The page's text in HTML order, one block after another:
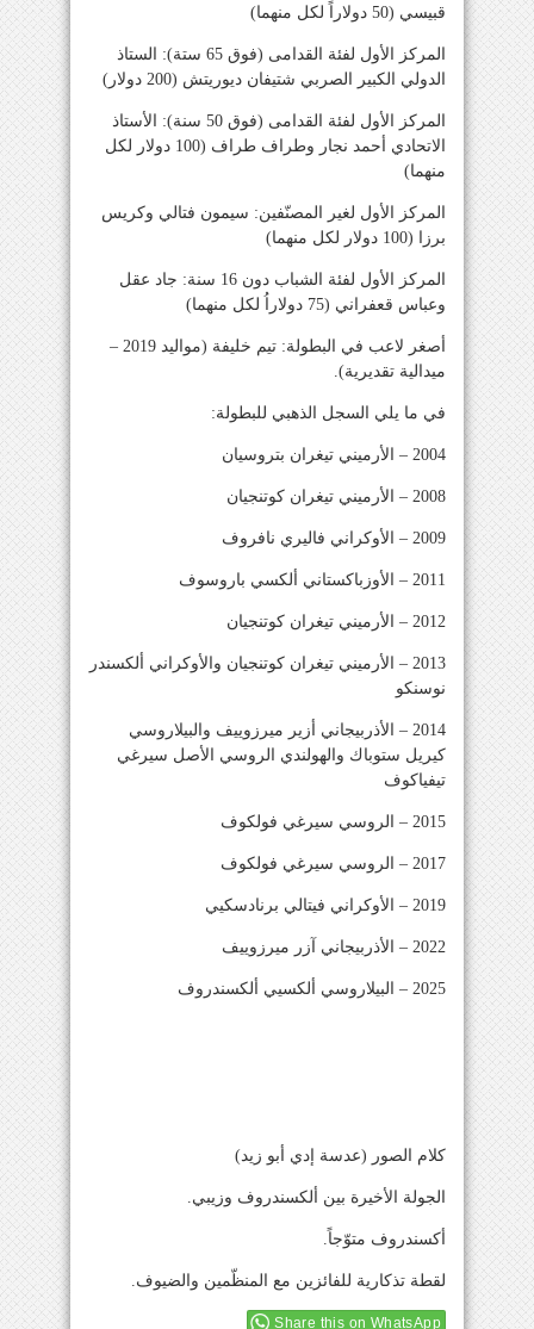
قبيسي (50 دولاراً لكل منهما)
المركز الأول لفئة القدامى (فوق 65 ستة): الستاذ
الدولي الكبير الصربي شتيفان ديوريتش (200 دولار)
المركز الأول لفئة القدامى (فوق 50 سنة): الأستاذ
الاتحادي أحمد نجار وطراف طراف (100 دولار لكل
منهما)
المركز الأول لغير المصنّفين: سيمون فتالي وكريس
برزا (100 دولار لكل منهما)
المركز الأول لفئة الشباب دون 16 سنة: جاد عقل
وعباس قعفراني (75 دولاراُ لكل منهما)
أصغر لاعب في البطولة: تيم خليفة (مواليد 2019 –
ميدالية تقديرية).
في ما يلي السجل الذهبي للبطولة:
2004 – الأرميني تيغران بتروسيان
2008 – الأرميني تيغران كوتنجيان
2009 – الأوكراني فاليري نافروف
2011 – الأوزباكستاني ألكسي باروسوف
2012 – الأرميني تيغران كوتنجيان
2013 – الأرميني تيغران كوتنجيان والأوكراني ألكسندر
نوسنكو
2014 – الأذربيجاني أزير ميرزوييف والبيلاروسي
كيريل ستوباك والهولندي الروسي الأصل سيرغي
تيفياكوف
2015 – الروسي سيرغي فولكوف
2017 – الروسي سيرغي فولكوف
2019 – الأوكراني فيتالي برنادسكيي
2022 – الأذربيجاني آزر ميرزوييف
2025 – البيلاروسي ألكسيي ألكسندروف
كلام الصور (عدسة إدي أبو زيد)
الجولة الأخيرة بين ألكسندروف وزيبي.
أكسندروف متوّجاً.
لقطة تذكارية للفائزين مع المنظّمين والضيوف.
Share this on WhatsApp